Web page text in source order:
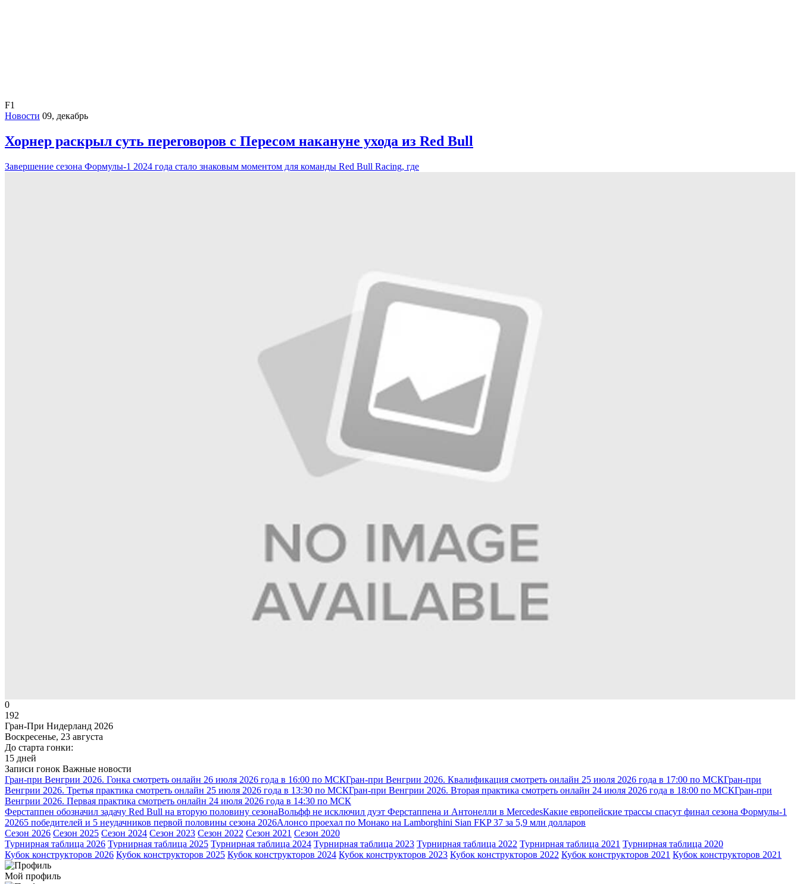
F1
Новости 09, декабрь
Хорнер раскрыл суть переговоров с Пересом накануне ухода из Red Bull
Завершение сезона Формулы-1 2024 года стало знаковым моментом для команды Red Bull Racing, где
0
192
Гран-При Нидерланд 2026
Воскресенье, 23 августа
До старта гонки:
15 дней
Записи гонок Важные новости
Гран-при Венгрии 2026. Гонка смотреть онлайн 26 июля 2026 года в 16:00 по МСКГран-при Венгрии 2026. Квалификация смотреть онлайн 25 июля 2026 года в 17:00 по МСКГран-при
Венгрии 2026. Третья практика смотреть онлайн 25 июля 2026 года в 13:30 по МСКГран-при Венгрии 2026. Вторая практика смотреть онлайн 24 июля 2026 года в 18:00 по МСКГран-при
Венгрии 2026. Первая практика смотреть онлайн 24 июля 2026 года в 14:30 по МСК
Ферстаппен обозначил задачу Red Bull на вторую половину сезонаВольфф не исключил дуэт Ферстаппена и Антонелли в MercedesКакие европейские трассы спасут финал сезона Формулы-1
20265 победителей и 5 неудачников первой половины сезона 2026Алонсо проехал по Монако на Lamborghini Sian FKP 37 за 5,9 млн долларов
Сезон 2026 Сезон 2025 Сезон 2024 Сезон 2023 Сезон 2022 Сезон 2021 Сезон 2020
Турнирная таблица 2026 Турнирная таблица 2025 Турнирная таблица 2024 Турнирная таблица 2023 Турнирная таблица 2022 Турнирная таблица 2021 Турнирная таблица 2020
Кубок конструкторов 2026 Кубок конструкторов 2025 Кубок конструкторов 2024 Кубок конструкторов 2023 Кубок конструкторов 2022 Кубок конструкторов 2021 Кубок конструкторов 2021
Мой профиль